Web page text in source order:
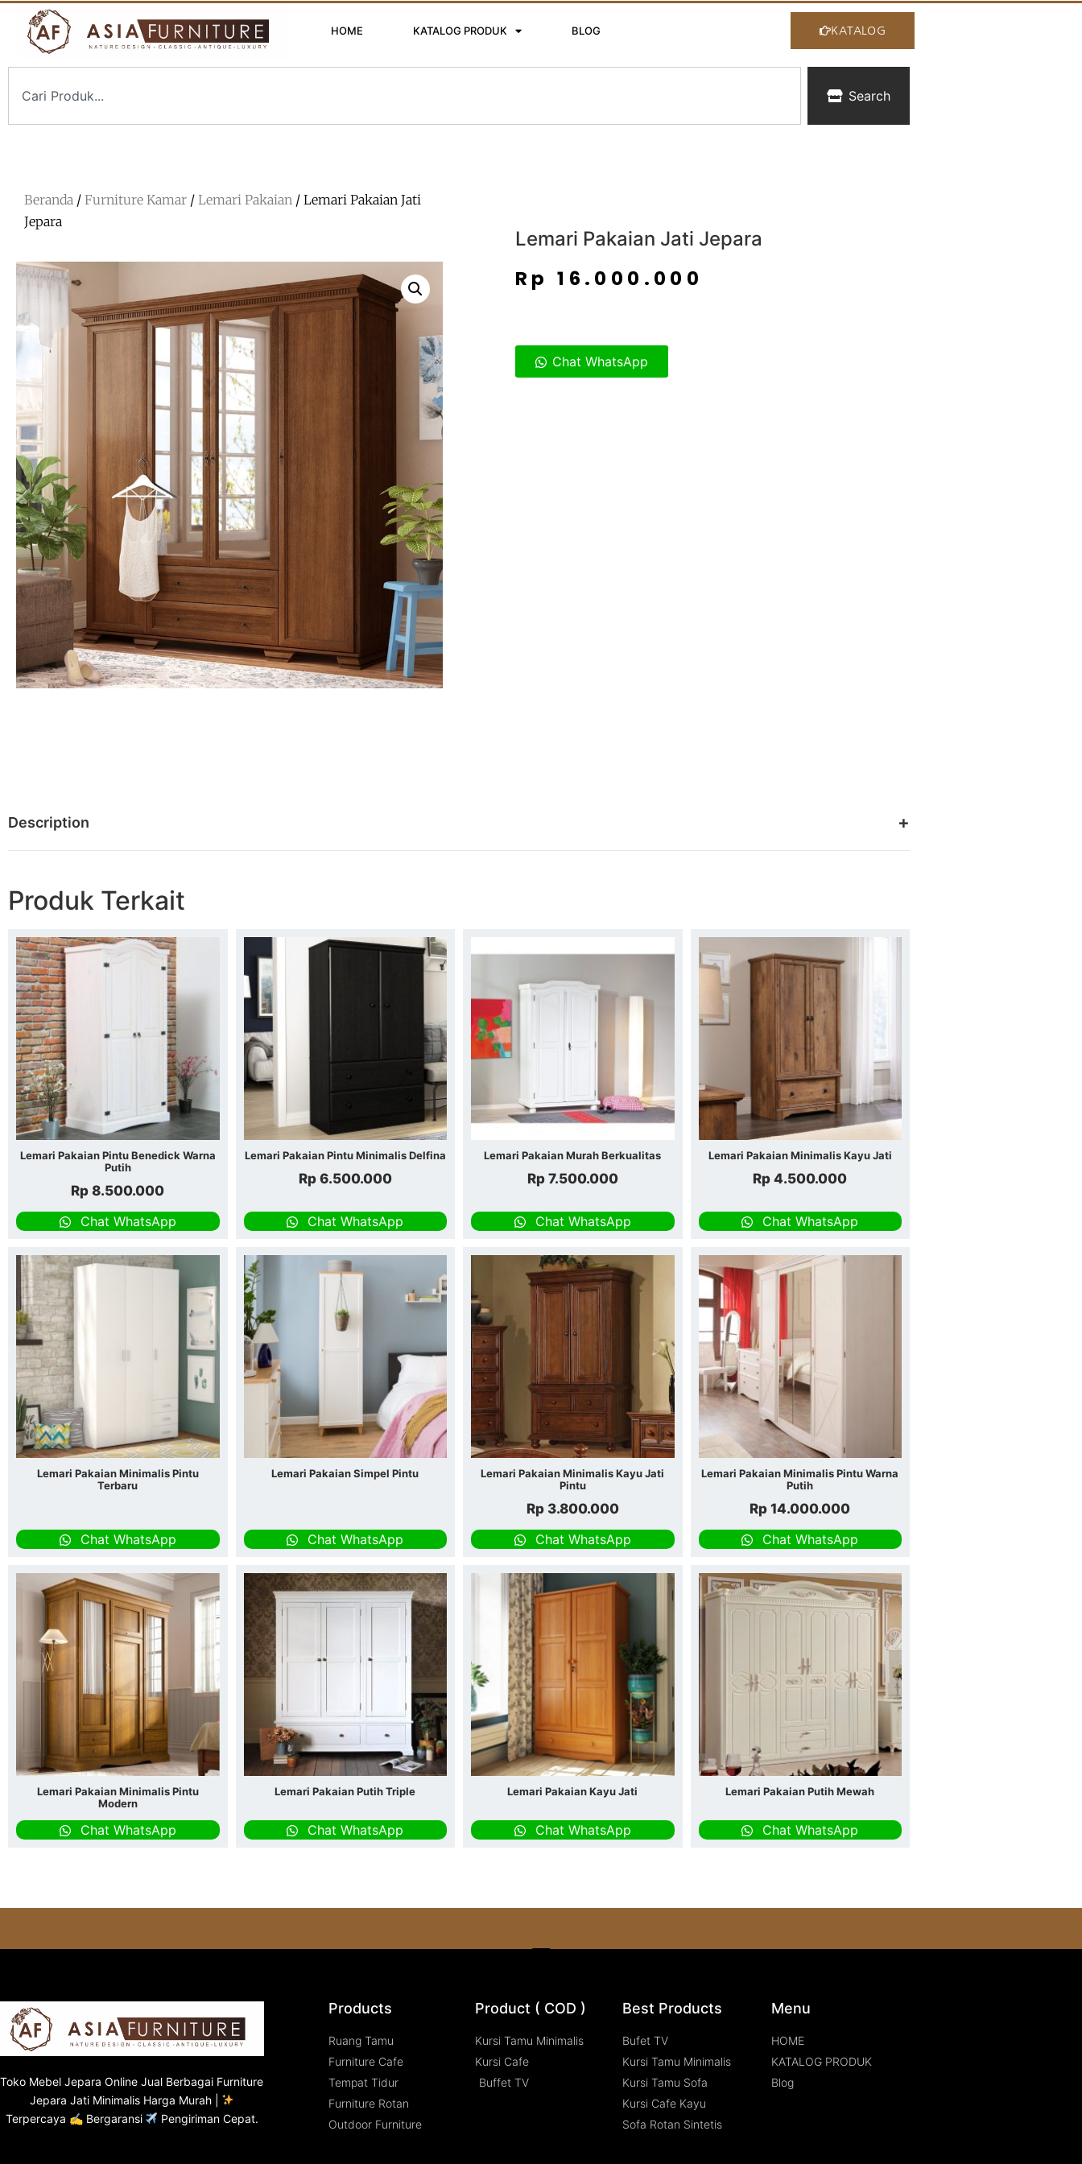
HOME KATALOG PRODUK BLOG KATALOG
Search
Beranda / Furniture Kamar / Lemari Pakaian / Lemari Pakaian Jati
Jepara
Lemari Pakaian Jati Jepara
Rp 16.000.000
Chat WhatsApp
Description
Produk Terkait
Lemari Pakaian Pintu Benedick Warna
Putih
Rp 8.500.000
Chat WhatsApp
Lemari Pakaian Pintu Minimalis Delfina
Rp6.500.000
Chat WhatsApp
Lemari Pakaian Murah Berkualitas
Rp7.500.000
Chat WhatsApp
Lemari Pakaian Minimalis Kayu Jati
Rp 4.500.000
Chat WhatsApp
Lemari Pakaian Minimalis Pintu
Terbaru
Chat WhatsApp
Lemari Pakaian Simpel Pintu
Chat WhatsApp
Lemari Pakaian Minimalis Kayu Jati
Pintu
Rp3.800.000
Chat WhatsApp
Lemari Pakaian Minimalis Pintu Warna
Putih
Rp 14.000.000
Chat WhatsApp
Lemari Pakaian Minimalis Pintu
Modern
Chat WhatsApp
Lemari Pakaian Putih Triple
Chat WhatsApp
Lemari Pakaian Kayu Jati
Chat WhatsApp
Lemari Pakaian Putih Mewah
Chat WhatsApp
Toko Mebel Jepara Online Jual Berbagai Furniture
Jepara Jati Minimalis Harga Murah |
Terpercaya ✍ Bergaransi
Pengiriman Cepat.
Products
Ruang Tamu
Furniture Cafe
Tempat Tidur
Furniture Rotan
Outdoor Furniture
Product ( COD )
Kursi Tamu Minimalis
Kursi Cafe
Buffet TV
Best Products
Bufet TV
Kursi Tamu Minimalis
Kursi Tamu Sofa
Kursi Cafe Kayu
Sofa Rotan Sintetis
Menu
HOME
KATALOG PRODUK
Blog